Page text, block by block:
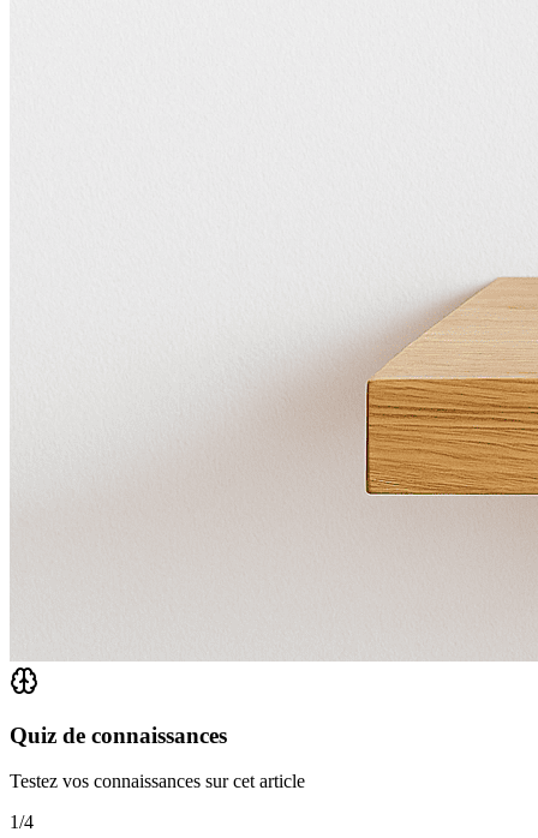
Quiz de connaissances
Testez vos connaissances sur cet article
1/4